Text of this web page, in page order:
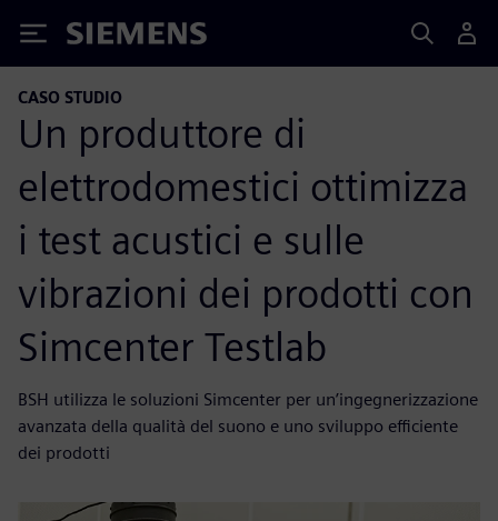
Siemens
CASO STUDIO
Un produttore di
elettrodomestici ottimizza
i test acustici e sulle
vibrazioni dei prodotti con
Simcenter Testlab
BSH utilizza le soluzioni Simcenter per un’ingegnerizzazione
avanzata della qualità del suono e uno sviluppo efficiente
dei prodotti